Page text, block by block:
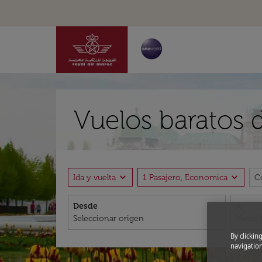
Vuelos baratos
Ida y vuelta expand_more 1 Pasajero, Economica expand_more
Desde
By